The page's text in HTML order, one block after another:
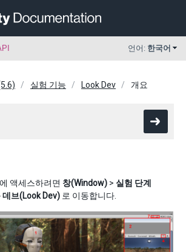
언어: 한국어
실험 기능 Look Dev 개요
액세스하려면 창(Window) > 실험 단계
데브(Look Dev) 로 이동합니다.